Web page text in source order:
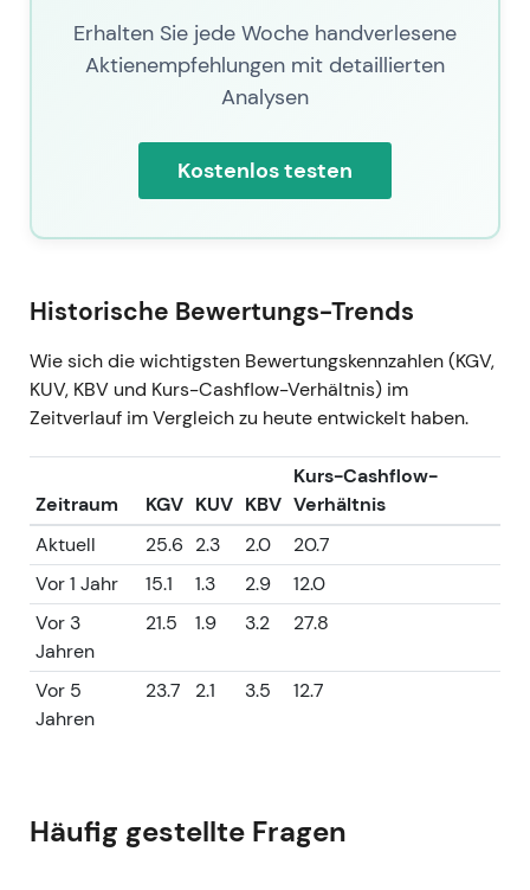
Erhalten Sie jede Woche handverlesene
Aktienempfehlungen mit detaillierten
Analysen
Kostenlos testen
Historische Bewertungs-Trends
Wie sich die wichtigsten Bewertungskennzahlen (KGV,
KUV, KBV und Kurs-Cashflow-Verhältnis) im
Zeitverlauf im Vergleich zu heute entwickelt haben.
Zeitraum KGV KUV KBV
Kurs-Cashflow-
Verhältnis
Aktuell
25.6 2.3 2.0
20.7
Vor 1 Jahr
15.1 1.3 2.9
12.0
Vor 3
Jahren
21.5 1.9 3.2 27.8
Vor 5
Jahren
23.7 2.1 3.5 12.7
Häufig gestellte Fragen